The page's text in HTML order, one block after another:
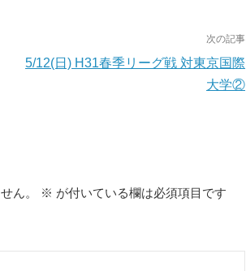
次の記事
5/12(日) H31春季リーグ戦 対東京国際
大学②
ん。 ※ が付いている欄は必須項目です